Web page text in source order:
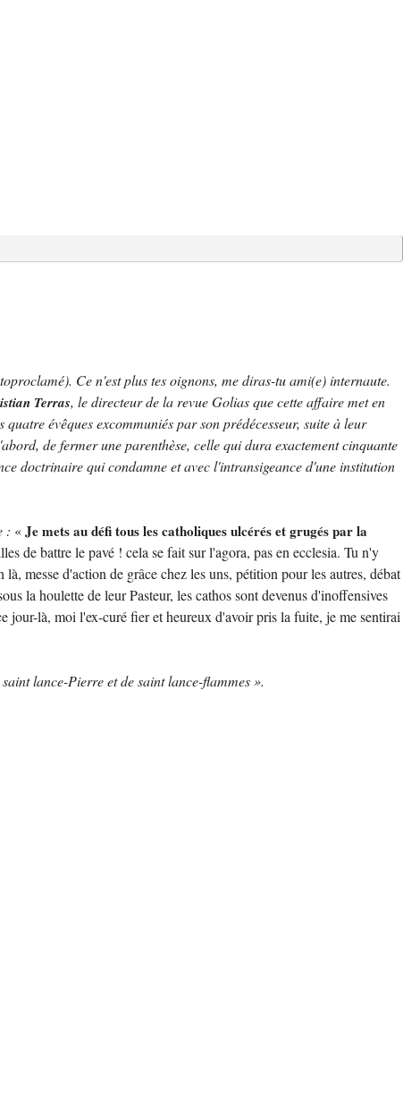
Ce n'est plus tes oignons, me diras-tu ami(e) internaute.
Terras, le directeur de la revue Golias que cette affaire met en
évêques excommuniés par son prédécesseur, suite à leur
de fermer une parenthèse, celle qui dura exactement cinquante
doctrinaire qui condamne et avec l'intransigeance d'une institution
: «Je mets au défi tous les catholiques ulcérés et grugés par la
de battre le pavé ! cela se fait sur l'agora, pas en ecclesia. Tu n'y
messe d'action de grâce chez les uns, pétition pour les autres, débat
la houlette de leur Pasteur, les cathos sont devenus d'inoffensives
jour-là, moi l'ex-curé fier et heureux d'avoir pris la fuite, je me sentirai
lance-Pierre et de saint lance-flammes ».